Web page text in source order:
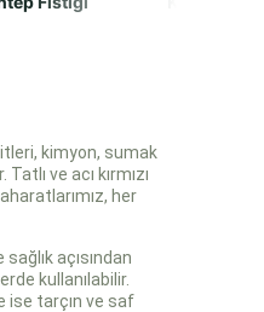
kimyon, sumak
ve acı kırmızı
her
açısından
kullanılabilir.
ise tarçın ve saf